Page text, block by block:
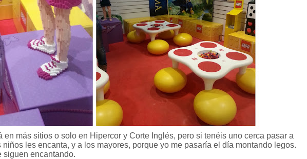
en más sitios o solo en Hipercor y Corte Inglés, pero si tenéis uno cerca pasar a
les encanta, y a los mayores, porque yo me pasaría el día montando legos.
siguen encantando.